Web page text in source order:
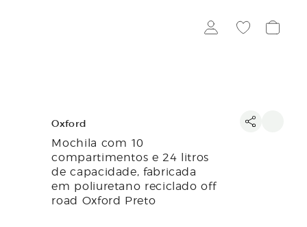
Oxford
Mochila com 10
compartimentos e 24 litros
de capacidade, fabricada
em poliuretano reciclado off
road Oxford Preto